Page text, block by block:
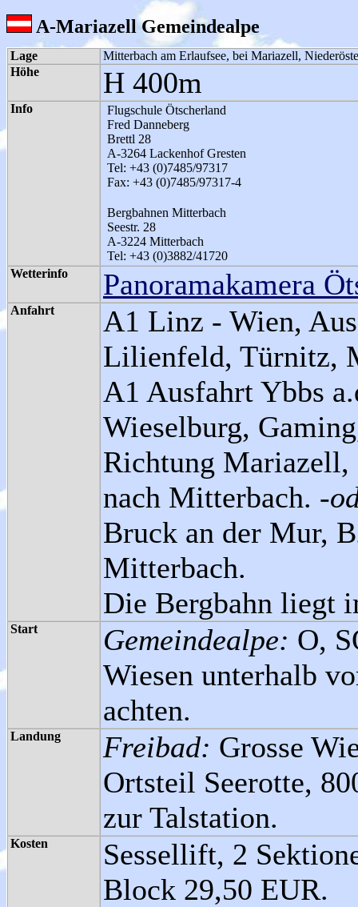
A-Mariazell Gemeindealpe
Lage
Mitterbach am Erlaufsee, bei Mariazell,
Höhe
H 400m
Info
Flugschule Ötscherland
Fred Danneberg
Brettl 28
A-3264 Lackenhof Gresten
Tel: +43 (0)7485/97317
Fax: +43 (0)7485/97317-4
Bergbahnen Mitterbach
Seestr. 28
A-3224 Mitterbach
Tel: +43 (0)3882/41720
Wetterinfo
Panoramakamera
Anfahrt
A1 Linz - Wien,
Lilienfeld, Türnitz,
A1 Ausfahrt Ybbs
Wieselburg,
Richtung Mariazell,
nach Mitterbach. -
Bruck an der Mur,
Mitterbach.
Die Bergbahn liegt
Start Gemeindealpe: O,
Wiesen unterhalb
achten.
Landung Freibad: Grosse
Ortsteil Seerotte,
zur Talstation.
Kosten
Sessellift, 2
Block 29,50 EUR.